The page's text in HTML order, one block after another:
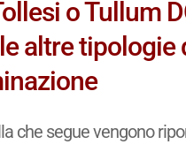
o Tullum
altre tipologie
che segue vengono